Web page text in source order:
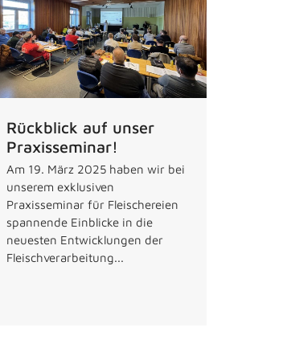
Rückblick auf unser
Praxisseminar!
Am 19. März 2025 haben wir bei
unserem exklusiven
Praxisseminar für Fleischereien
spannende Einblicke in die
neuesten Entwicklungen der
Fleischverarbeitung...